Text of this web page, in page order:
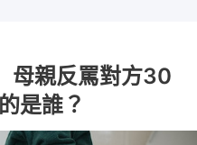
親反罵對方30
是誰？